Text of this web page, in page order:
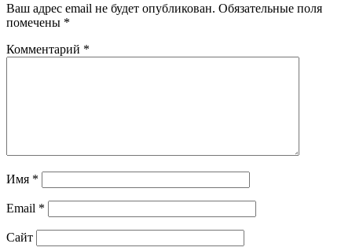
Ваш адрес email не будет опубликован. Обязательные поля
помечены *
Комментарий *
Имя *
Email *
Сайт